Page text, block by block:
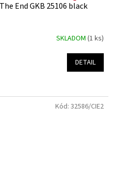
End GKB 25106 black
SKLADOM (1 ks)
DETAIL
Kód: 32586/CIE2